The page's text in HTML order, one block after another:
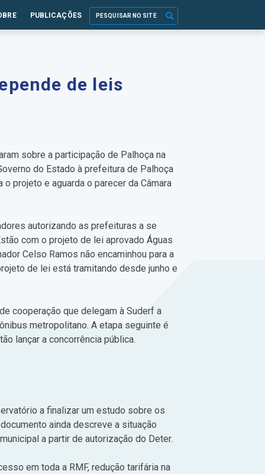
PUBLICAÇÕES
de leis
sobre a participação de Palhoça na
do Estado à prefeitura de Palhoça
projeto e aguarda o parecer da Câmara
autorizando as prefeituras a se
com o projeto de lei aprovado Águas
Celso Ramos não encaminhou para a
de lei está tramitando desde junho e
cooperação que delegam à Suderf a
metropolitano. A etapa seguinte é
lançar a concorrência pública.
a finalizar um estudo sobre os
ainda descreve a situação
a partir de autorização do Deter.
em toda a RMF, redução tarifária na